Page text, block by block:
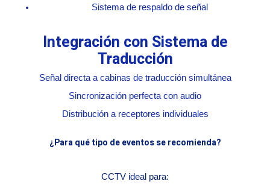
Sistema de respaldo de señal
Integración con Sistema de
Traducción
Señal directa a cabinas de traducción simultánea
Sincronización perfecta con audio
Distribución a receptores individuales
¿Para qué tipo de eventos se recomienda?
CCTV ideal para: